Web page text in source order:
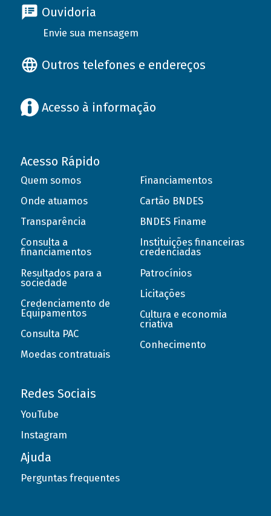
Ouvidoria
Envie sua mensagem
Outros telefones e endereços
Acesso à informação
Acesso Rápido
Quem somos
Onde atuamos
Transparência
Consulta a
financiamentos
Resultados para a
sociedade
Credenciamento de
Equipamentos
Consulta PAC
Moedas contratuais
Financiamentos
Cartão BNDES
BNDES Finame
Instituições financeiras
credenciadas
Patrocínios
Licitações
Cultura e economia
criativa
Conhecimento
Redes Sociais
YouTube
Instagram
Ajuda
Perguntas frequentes